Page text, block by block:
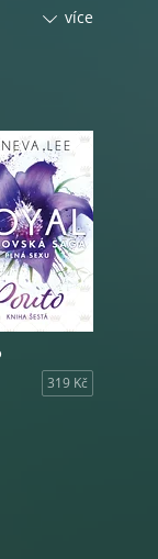
ji vystavuje
že ji
i když
více
319 Kč